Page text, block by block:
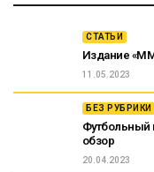
СТАТЬИ
Издание
11.05.2023
БЕЗ РУБРИКИ
Футбольный
обзор
20.04.2023